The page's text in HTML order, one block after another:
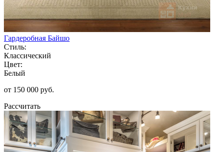
Гардеробная Байшо
Стиль:
Классический
Цвет:
Белый
от 150 000 руб.
Рассчитать